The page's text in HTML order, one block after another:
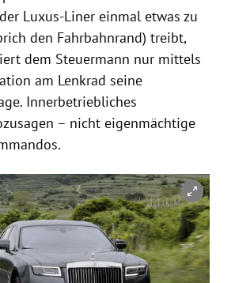
Luxus-Liner einmal etwas zu
den Fahrbahnrand) treibt,
dem Steuermann nur mittels
am Lenkrad seine
Innerbetriebliches
– nicht eigenmächtige
öffnen/schließen